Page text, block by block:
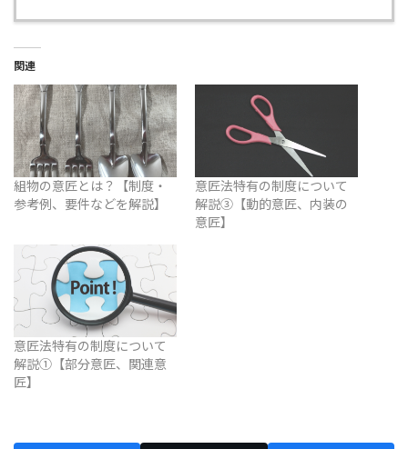
関連
組物の意匠とは？【制度・
参考例、要件などを解説】
意匠法特有の制度について
解説③【動的意匠、内装の
意匠】
意匠法特有の制度について
解説①【部分意匠、関連意
匠】